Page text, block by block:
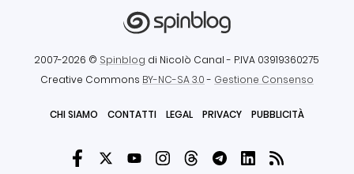
2007-2026 © Spinblog di Nicolò Canal - P.IVA 03919360275
Creative Commons BY-NC-SA 3.0- Gestione Consenso
CHI SIAMO CONTATTI LEGAL PRIVACY PUBBLICITÀ